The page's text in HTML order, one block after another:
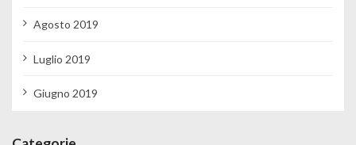
Agosto 2019
Luglio 2019
Giugno 2019